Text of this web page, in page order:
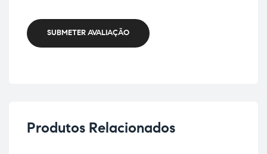
SUBMETER AVALIAÇÃO
Produtos Relacionados